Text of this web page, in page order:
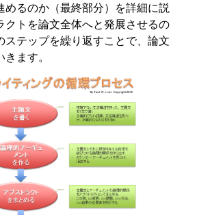
めるのか（最終部分）を詳細に説
クトを論文全体へと発展させるの
ステップを繰り返すことで、論文
ます。